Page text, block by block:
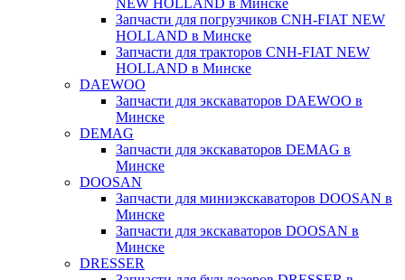
NEW HOLLAND в Минске
Запчасти для погрузчиков CNH-FIAT NEW
HOLLAND в Минске
Запчасти для тракторов CNH-FIAT NEW
HOLLAND в Минске
DAEWOO
Запчасти для экскаваторов DAEWOO в
Минске
DEMAG
Запчасти для экскаваторов DEMAG в
Минске
DOOSAN
Запчасти для миниэкскаваторов DOOSAN в
Минске
Запчасти для экскаваторов DOOSAN в
Минске
DRESSER